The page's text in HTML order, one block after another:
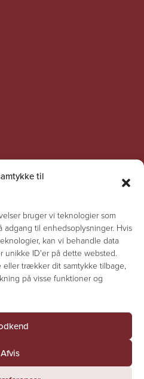
til
bruger vi teknologier som
til enhedsoplysninger. Hvis
kan vi behandle data
unikke ID'er på dette websted.
eller trækker dit samtykke tilbage,
på visse funktioner og
Afvis